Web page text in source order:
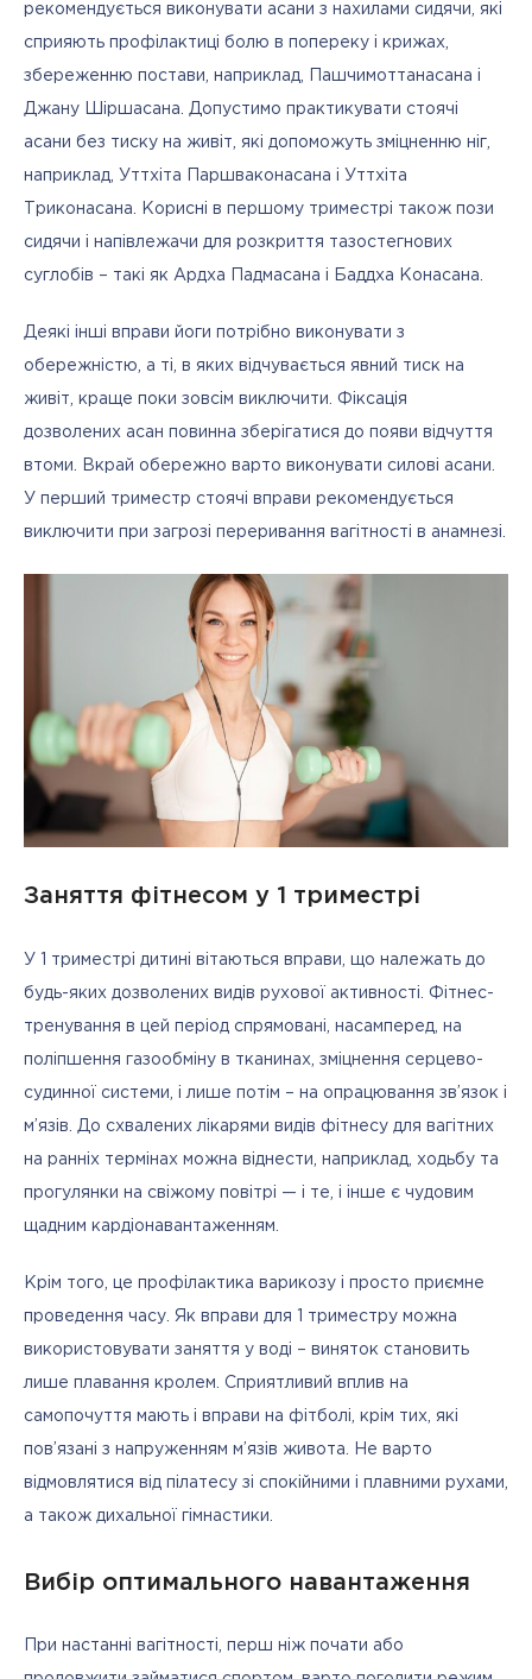
рекомендується виконувати асани з нахилами сидячи, які
сприяють профілактиці болю в попереку і крижах,
збереженню постави, наприклад, Пашчимоттанасана і
Джану Шіршасана. Допустимо практикувати стоячі
асани без тиску на живіт, які допоможуть зміцненню ніг,
наприклад, Уттхіта Паршваконасана і Уттхіта
Триконасана. Корисні в першому триместрі також пози
сидячи і напівлежачи для розкриття тазостегнових
суглобів – такі як Ардха Падмасана і Баддха Конасана.
Деякі інші вправи йоги потрібно виконувати з
обережністю, а ті, в яких відчувається явний тиск на
живіт, краще поки зовсім виключити. Фіксація
дозволених асан повинна зберігатися до появи відчуття
втоми. Вкрай обережно варто виконувати силові асани.
У перший триместр стоячі вправи рекомендується
виключити при загрозі переривання вагітності в анамнезі.
Заняття фітнесом у 1 триместрі
У 1 триместрі дитині вітаються вправи, що належать до
будь-яких дозволених видів рухової активності. Фітнес-
тренування в цей період спрямовані, насамперед, на
поліпшення газообміну в тканинах, зміцнення серцево-
судинної системи, і лише потім – на опрацювання зв’язок і
м’язів. До схвалених лікарями видів фітнесу для вагітних
на ранніх термінах можна віднести, наприклад, ходьбу та
прогулянки на свіжому повітрі — і те, і інше є чудовим
щадним кардіонавантаженням.
Крім того, це профілактика варикозу і просто приємне
проведення часу. Як вправи для 1 триместру можна
використовувати заняття у воді – виняток становить
лише плавання кролем. Сприятливий вплив на
самопочуття мають і вправи на фітболі, крім тих, які
пов’язані з напруженням м’язів живота. Не варто
відмовлятися від пілатесу зі спокійними і плавними рухами,
а також дихальної гімнастики.
Вибір оптимального навантаження
При настанні вагітності, перш ніж почати або